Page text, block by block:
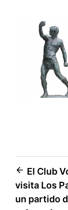
El Club
visita Los
un partido